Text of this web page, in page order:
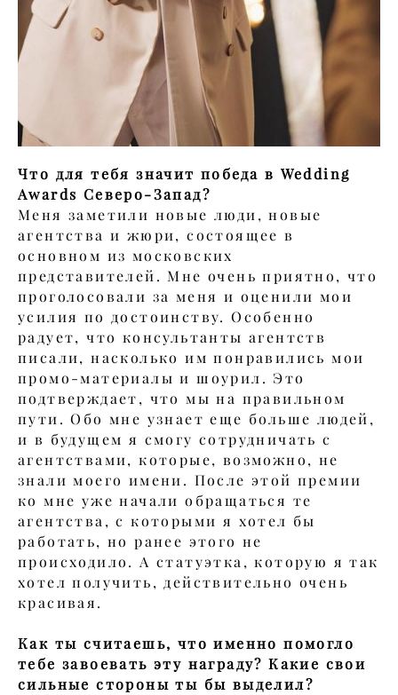
Что для тебя значит победа в Wedding
Awards Северо-Запад?
Меня заметили новые люди, новые
агентства и жюри, состоящее в
основном из московских
представителей. Мне очень приятно, что
проголосовали за меня и оценили мои
усилия по достоинству. Особенно
радует, что консультанты агентств
писали, насколько им понравились мои
промо-материалы и шоурил. Это
подтверждает, что мы на правильном
пути. Обо мне узнает еще больше людей,
и в будущем я смогу сотрудничать с
агентствами, которые, возможно, не
знали моего имени. После этой премии
ко мне уже начали обращаться те
агентства, с которыми я хотел бы
работать, но ранее этого не
происходило. А статуэтка, которую я так
хотел получить, действительно очень
красивая.
Как ты считаешь, что именно помогло
тебе завоевать эту награду? Какие свои
сильные стороны ты бы выделил?